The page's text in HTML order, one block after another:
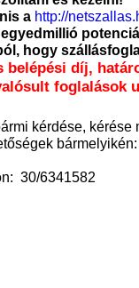
a http://
hogy
belépési díj,
foglalások
kérdése, kérése
bármelyikén:
30/